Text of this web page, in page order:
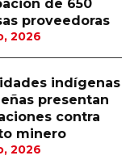
de 650
proveedoras
2026
indígenas
presentan
contra
minero
2026